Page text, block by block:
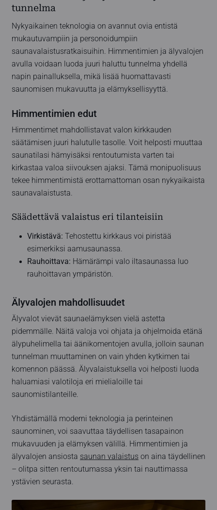
tunnelma
Nykyaikainen teknologia on avannut ovia entistä
mukautuvampiin ja personoidumpiin
saunavalaistusratkaisuihin. Himmentimien ja älyvalojen
avulla voidaan luoda juuri haluttu tunnelma yhdellä
napin painalluksella, mikä lisää huomattavasti
saunomisen mukavuutta ja elämyksellisyyttä.
Himmentimien edut
Himmentimet mahdollistavat valon kirkkauden
säätämisen juuri halutulle tasolle. Voit helposti muuttaa
saunatilasi hämyisäksi rentoutumista varten tai
kirkastaa valoa siivouksen ajaksi. Tämä monipuolisuus
tekee himmentimistä erottamattoman osan nykyaikaista
saunavalaistusta.
Säädettävä valaistus eri tilanteisiin
Virkistävä: Tehostettu kirkkaus voi piristää
esimerkiksi aamusaunassa.
Rauhoittava: Hämärämpi valo iltasaunassa luo
rauhoittavan ympäristön.
Älyvalojen mahdollisuudet
Älyvalot vievät saunaelämyksen vielä astetta
pidemmälle. Näitä valoja voi ohjata ja ohjelmoida etänä
älypuhelimella tai äänikomentojen avulla, jolloin saunan
tunnelman muuttaminen on vain yhden kytkimen tai
komennon päässä. Älyvalaistuksella voi helposti luoda
haluamiasi valotiloja eri mielialoille tai
saunomistilanteille.
Yhdistämällä moderni teknologia ja perinteinen
saunominen, voi saavuttaa täydellisen tasapainon
mukavuuden ja elämyksen välillä. Himmentimien ja
älyvalojen ansiosta saunan valaistus on aina täydellinen
– olitpa sitten rentoutumassa yksin tai nauttimassa
ystävien seurasta.